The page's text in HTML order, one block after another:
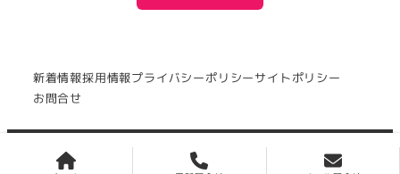
新着情報採用情報プライバシーポリシーサイトポリシー
お問合せ
Copyright(c) 1981 NISHI SATO Co., Ltd.
All Rights